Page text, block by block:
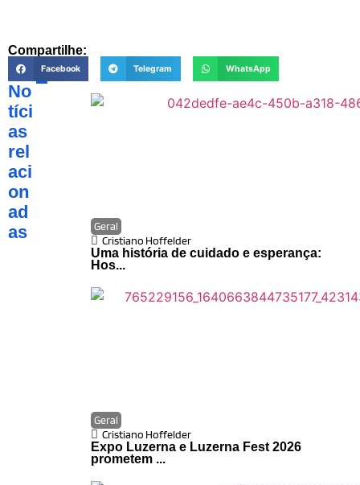
Compartilhe:
Facebook Telegram WhatsApp
No
tíci
as
rel
aci
on
ad
as
Geral
Cristiano Hoffelder
Uma história de cuidado e esperança:
Hos...
Geral
Cristiano Hoffelder
Expo Luzerna e Luzerna Fest 2026
prometem ...